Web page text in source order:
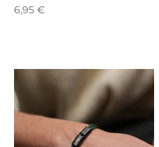
Angebot
6,95 €